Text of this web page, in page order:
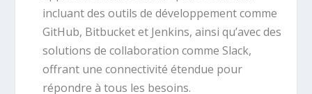
incluant des outils de développement comme
GitHub, Bitbucket et Jenkins, ainsi qu’avec des
solutions de collaboration comme Slack,
offrant une connectivité étendue pour
répondre à tous les besoins.